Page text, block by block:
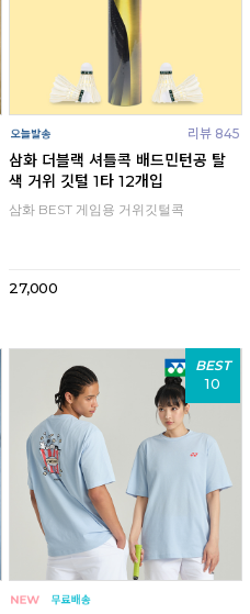
리뷰 845
삼화 더블랙 셔틀콕 배드민턴공 탈
색 거위 깃털 1타 12개입
삼화 BEST 게임용 거위깃털콕
27,000
BEST
10